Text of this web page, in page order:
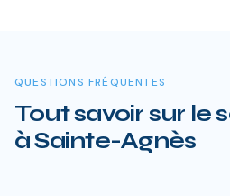
QUESTIONS FRÉQUENTES
Tout savoir sur le
à Sainte-Agnès